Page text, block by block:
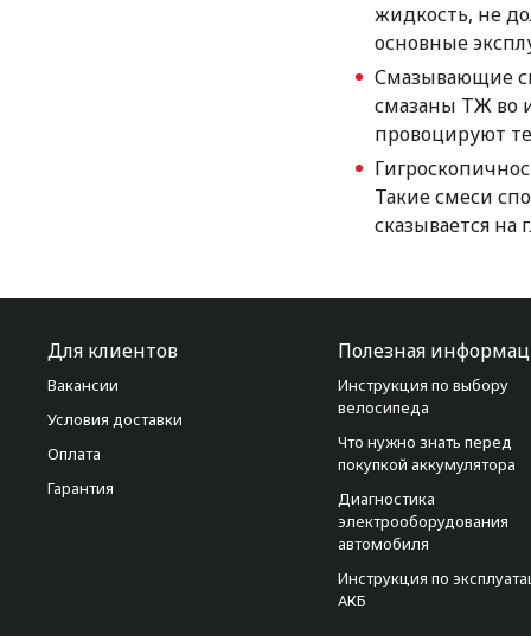
жидкость, не
основные
Смазывающие
смазаны ТЖ во
провоцируют
Такие смеси
сказывается на
Для клиентов
Вакансии
Условия доставки
Оплата
Гарантия
Полезная
Инструкция по выбору
велосипеда
Что нужно знать перед
покупкой аккумулятора
Диагностика
электрооборудования
автомобиля
Инструкция по
АКБ